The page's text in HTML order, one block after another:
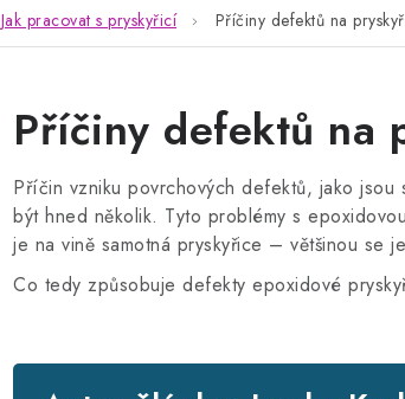
Jak pracovat s pryskyřicí Příčiny defektů na
Příčiny defektů na
Příčin vzniku povrchových defektů, jako
být hned několik. Tyto problémy s
je na vině samotná pryskyřice – většinou se
Co tedy způsobuje defekty epoxidové